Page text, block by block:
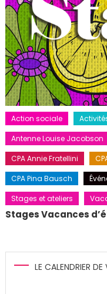
Action sociale
Antenne Louise Jacobson
CPA Annie Fratellini
CPA Pina Bausch
Stages et ateliers
Stages Vacances
LE CALENDRIER